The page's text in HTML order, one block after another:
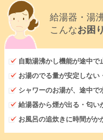
給湯器・湯
こんなお困
自動湯沸かし機能が途中で
お湯のでる量が安定しない
シャワーのお湯が、途中で
給湯器から煙が出る・匂い
お風呂の追炊きに時間がか